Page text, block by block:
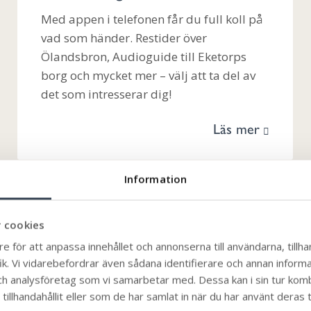
Information
cookies
för att anpassa innehållet och annonserna till användarna,
Vi vidarebefordrar även sådana identifierare och annan
analysföretag som vi samarbetar med. Dessa kan i sin tur
eller som de har samlat in när du har använt deras
Med appen i telefonen får du full koll på
vad som händer. Restider över
Ölandsbron, Audioguide till Eketorps
borg och mycket mer – välj att ta del av
det som intresserar dig!
Läs mer
Var med och påverka